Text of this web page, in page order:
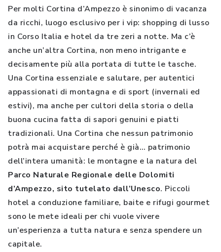
Per molti Cortina d’Ampezzo è sinonimo di vacanza
da ricchi, luogo esclusivo per i vip: shopping di lusso
in Corso Italia e hotel da tre zeri a notte. Ma c’è
anche un’altra Cortina, non meno intrigante e
decisamente più alla portata di tutte le tasche.
Una Cortina essenziale e salutare, per autentici
appassionati di montagna e di sport (invernali ed
estivi), ma anche per cultori della storia o della
buona cucina fatta di sapori genuini e piatti
tradizionali. Una Cortina che nessun patrimonio
potrà mai acquistare perché è già… patrimonio
dell’intera umanità: le montagne e la natura del
Parco Naturale Regionale delle Dolomiti
d’Ampezzo, sito tutelato dall’Unesco. Piccoli
hotel a conduzione familiare, baite e rifugi gourmet
sono le mete ideali per chi vuole vivere
un’esperienza a tutta natura e senza spendere un
capitale.